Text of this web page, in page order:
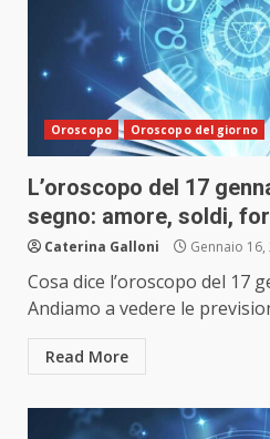
Oroscopo Oroscopo del giorno
L’oroscopo del 17
segno: amore, soldi,
Caterina Galloni Gennaio 16,
Cosa dice l’oroscopo del 17
Andiamo a vedere le
Read More